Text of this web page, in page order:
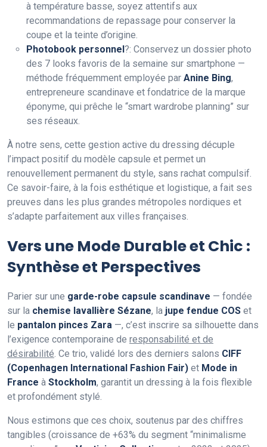
à température basse, soyez attentifs aux
recommandations de repassage pour conserver la
coupe et la teinte d’origine.
Photobook personnel ?: Conservez un dossier photo
des 7 looks favoris de la semaine sur smartphone —
méthode fréquemment employée par Anine Bing,
entrepreneure scandinave et fondatrice de la marque
éponyme, qui prêche le “smart wardrobe planning” sur
ses réseaux.
À notre sens, cette gestion active du dressing décuple
l’impact positif du modèle capsule et permet un
renouvellement permanent du style, sans rachat compulsif.
Ce savoir-faire, à la fois esthétique et logistique, a fait ses
preuves dans les plus grandes métropoles nordiques et
s’adapte parfaitement aux villes françaises.
Vers une Mode Durable et Chic :
Synthèse et Perspectives
Parier sur une garde-robe capsule scandinave — fondée
sur la chemise lavallière Sézane, la jupe fendue COS et
le pantalon pinces Zara —, c’est inscrire sa silhouette dans
l’exigence contemporaine de responsabilité et de
désirabilité. Ce trio, validé lors des derniers salons CIFF
(Copenhagen International Fashion Fair) et Mode in
France à Stockholm, garantit un dressing à la fois flexible
et profondément stylé.
Nous estimons que ces choix, soutenus par des chiffres
tangibles (croissance de +63% du segment “minimalisme